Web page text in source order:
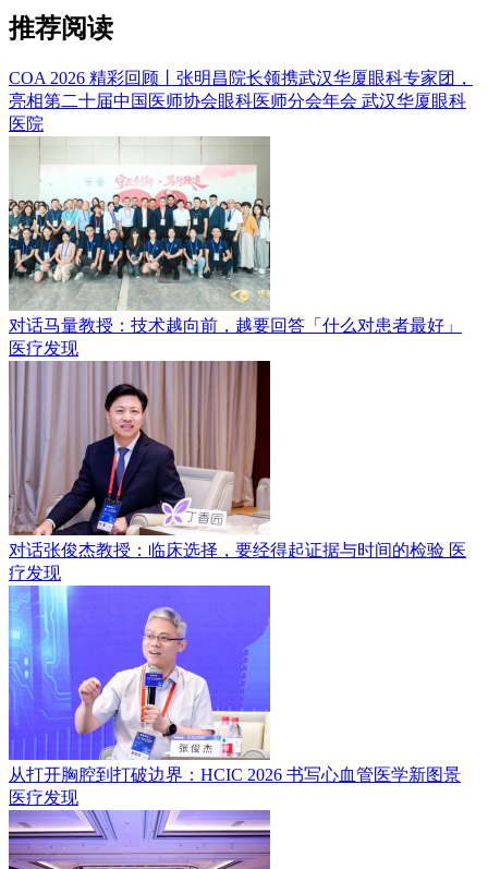
推荐阅读
COA 2026 精彩回顾丨张明昌院长领携武汉华厦眼科专家团，
亮相第二十届中国医师协会眼科医师分会年会 武汉华厦眼科
医院
对话马量教授：技术越向前，越要回答「什么对患者最好」
医疗发现
对话张俊杰教授：临床选择，要经得起证据与时间的检验 医
疗发现
从打开胸腔到打破边界：HCIC 2026 书写心血管医学新图景
医疗发现